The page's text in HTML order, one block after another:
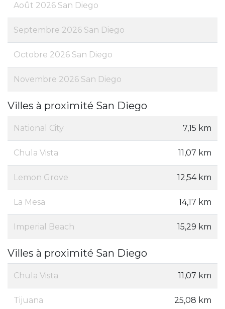
Août 2026 San Diego
Septembre 2026 San Diego
Octobre 2026 San Diego
Novembre 2026 San Diego
Villes à proximité San Diego
National City 7,15 km
Chula Vista 11,07 km
Lemon Grove 12,54 km
La Mesa 14,17 km
Imperial Beach 15,29 km
Villes à proximité San Diego
Chula Vista 11,07 km
Tijuana 25,08 km